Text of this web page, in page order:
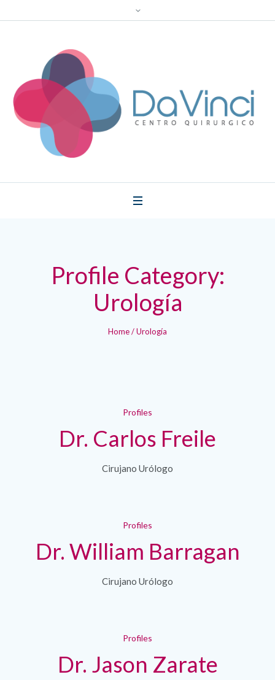
Profile Category:
Urología
Home/Urología
Profiles
Dr. Carlos Freile
Cirujano Urólogo
Profiles
Dr. William Barragan
Cirujano Urólogo
Profiles
Dr. Jason Zarate